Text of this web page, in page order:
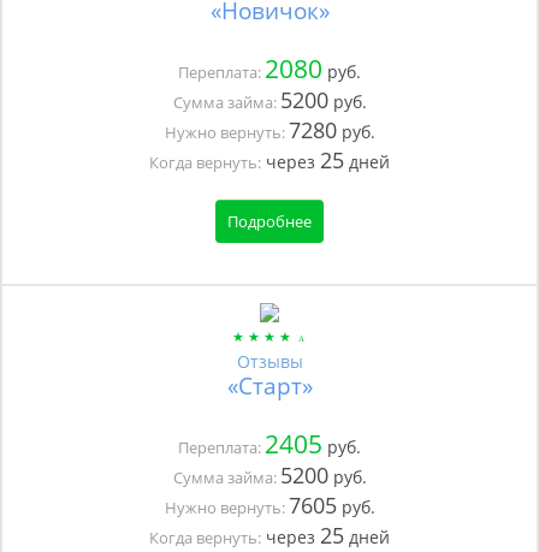
«Новичок»
Переплата: 2080 руб.
Сумма займа: 5200руб.
Нужно вернуть:7280руб.
Когда вернуть: через 25 дней
Подробнее
Отзывы
«Старт»
Переплата: 2405 руб.
Сумма займа: 5200руб.
Нужно вернуть:7605руб.
Когда вернуть: через 25 дней